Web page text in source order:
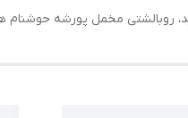
مخمل پورشه حوشنام